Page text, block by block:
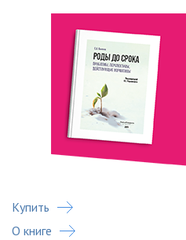
Купить
О книге